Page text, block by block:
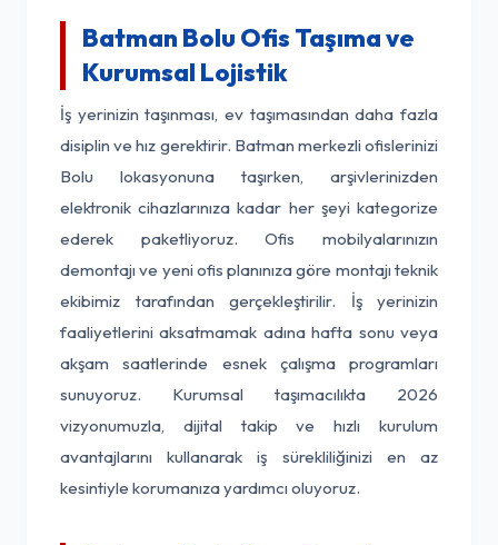
Batman Bolu Ofis Taşıma ve
Kurumsal Lojistik
İş yerinizin taşınması, ev taşımasından daha fazla
disiplin ve hız gerektirir. Batman merkezli ofislerinizi
Bolu lokasyonuna taşırken, arşivlerinizden
elektronik cihazlarınıza kadar her şeyi kategorize
ederek paketliyoruz. Ofis mobilyalarınızın
demontajı ve yeni ofis planınıza göre montajı teknik
ekibimiz tarafından gerçekleştirilir. İş yerinizin
faaliyetlerini aksatmamak adına hafta sonu veya
akşam saatlerinde esnek çalışma programları
sunuyoruz. Kurumsal taşımacılıkta 2026
vizyonumuzla, dijital takip ve hızlı kurulum
avantajlarını kullanarak iş sürekliliğinizi en az
kesintiyle korumanıza yardımcı oluyoruz.